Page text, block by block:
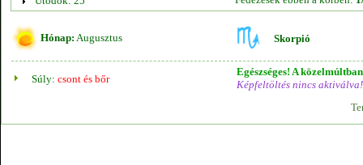
Hónap: Augusztus Skorpió
Súly: csont és bőr
Egészséges! A
Képfeltöltés nincs aktiválva!